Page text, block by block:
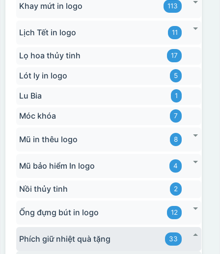
Khay mứt in logo 113
Lịch Tết in logo 11
Lọ hoa thủy tinh 17
Lót ly in logo 5
Lu Bia 1
Móc khóa 7
Mũ in thêu logo 8
Mũ bảo hiểm In logo 4
Nồi thủy tinh 2
Ống đựng bút in logo 12
Phích giữ nhiệt quà tặng 33